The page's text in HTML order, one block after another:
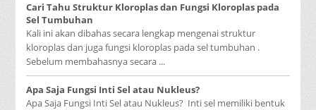
Cari Tahu Struktur Kloroplas dan Fungsi Kloroplas pada
Sel Tumbuhan
Kali ini akan dibahas secara lengkap mengenai struktur
kloroplas dan juga fungsi kloroplas pada sel tumbuhan .
Sebelum membahasnya secara ...
Apa Saja Fungsi Inti Sel atau Nukleus?
Apa Saja Fungsi Inti Sel atau Nukleus? Inti sel memiliki bentuk